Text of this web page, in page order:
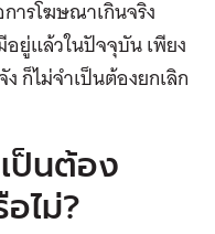
ารโฆษณาเกินจริง
ยู่แล้วในปัจจุบัน เพียง
ก็ไม่จำเป็นต้องยกเลิก
ป็นต้อง
ไม่?